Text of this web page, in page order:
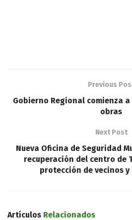
Previous
Gobierno Regional comienza
obras
Next Post
Nueva Oficina de Seguridad
recuperación del centro de
protección de vecinos
Artículos Relacionados